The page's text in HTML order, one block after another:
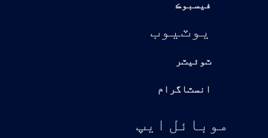
فيسبوڪ
يوٽيوب
ٽوئيٽر
انسٽاگرام
موبائل ايپ